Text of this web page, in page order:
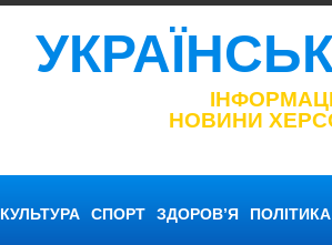
НОВИНИ
КУЛЬТУРА СПОРТ ЗДОРОВ’Я ПОЛІТИКА